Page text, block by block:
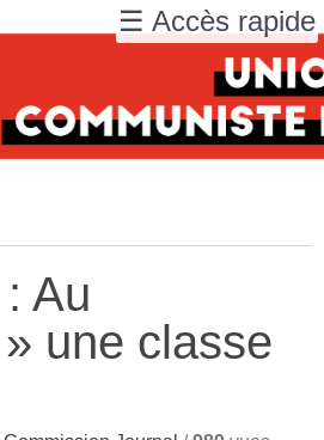
Au
» une classe
☰ Accès rapide